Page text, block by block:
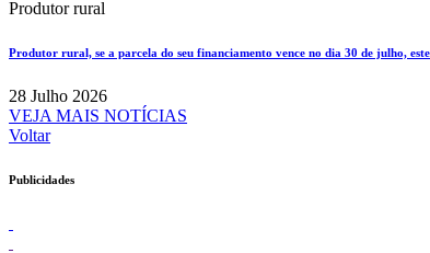
Produtor rural
Produtor rural, se a parcela do seu financiamento vence no dia 30 de julho,
28 Julho 2026
VEJA MAIS NOTÍCIAS
Voltar
Publicidades